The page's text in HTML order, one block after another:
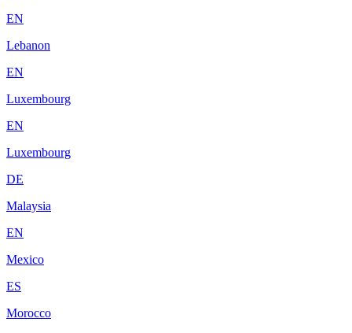
EN
Lebanon
EN
Luxembourg
EN
Luxembourg
DE
Malaysia
EN
Mexico
ES
Morocco